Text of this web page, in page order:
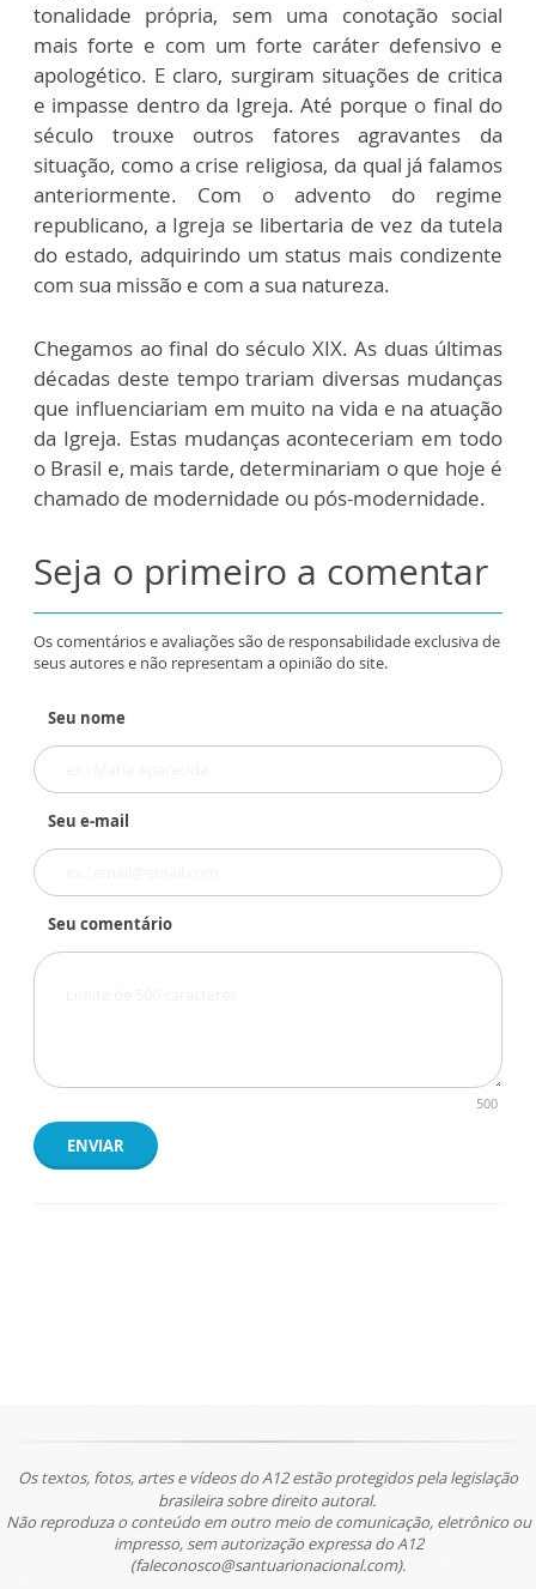
tonalidade própria, sem uma conotação social
mais forte e com um forte caráter defensivo e
apologético. E claro, surgiram situações de critica
e impasse dentro da Igreja. Até porque o final do
século trouxe outros fatores agravantes da
situação, como a crise religiosa, da qual já falamos
anteriormente. Com o advento do regime
republicano, a Igreja se libertaria de vez da tutela
do estado, adquirindo um status mais condizente
com sua missão e com a sua natureza.
Chegamos ao final do século XIX. As duas últimas
décadas deste tempo trariam diversas mudanças
que influenciariam em muito na vida e na atuação
da Igreja. Estas mudanças aconteceriam em todo
o Brasil e, mais tarde, determinariam o que hoje é
chamado de modernidade ou pós-modernidade.
Seja o primeiro a comentar
Os comentários e avaliações são de responsabilidade exclusiva de
seus autores e não representam a opinião do site.
Seu nome
Seu e-mail
Seu comentário
500
ENVIAR
Os textos, fotos, artes e vídeos do A12 estão protegidos pela legislação
brasileira sobre direito autoral.
Não reproduza o conteúdo em outro meio de comunicação, eletrônico ou
impresso, sem autorização expressa do A12
(faleconosco@santuarionacional.com).